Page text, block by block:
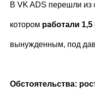
В VK ADS перешли из
котором работали 1,5
вынужденным, под
Обстоятельства: